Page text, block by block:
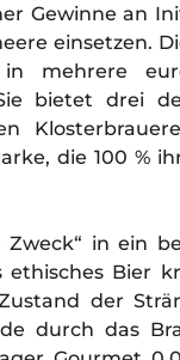
Gewinne an
einsetzen.
mehrere
bietet drei
die 100 %
in ein
Bier
der
durch das